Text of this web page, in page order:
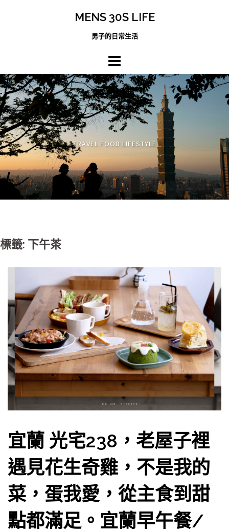
MENS 30S LIFE
男子的日常生活
TRAVEL FOOD LIFESTYLE
標籤: 下午茶
宜蘭 光宅238，老屋子裡
遇見花生奇雞，不是我的
菜，蛋我愛，從主食到甜
點都滿足。宜蘭早午餐/